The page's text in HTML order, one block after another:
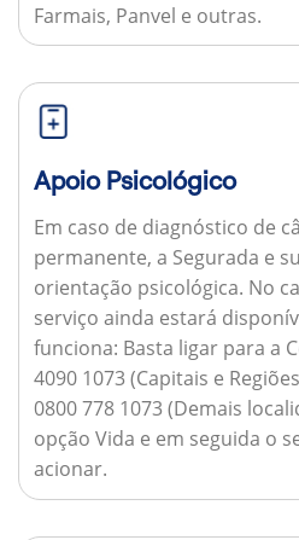
Farmais, Panvel e outras.
Apoio Psicológico
Em caso de diagnóstico de
permanente, a Segurada e
orientação psicológica. No
serviço ainda estará
funciona: Basta ligar para a
4090 1073 (Capitais e
0800 778 1073 (Demais
opção Vida e em seguida o
acionar.